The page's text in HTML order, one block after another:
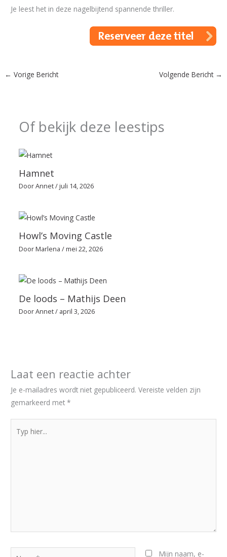
Je leest het in deze nagelbijtend spannende thriller.
← Vorige Bericht Volgende Bericht →
Of bekijk deze leestips
Hamnet
DoorAnnet/juli 14, 2026
Howl’s Moving Castle
DoorMarlena /mei 22, 2026
De loods – Mathijs Deen
DoorAnnet/ april 3, 2026
Laat een reactie achter
Je e-mailadres wordt niet gepubliceerd. Vereiste velden zijn
gemarkeerd met*
hier...
Mijn naam, e-